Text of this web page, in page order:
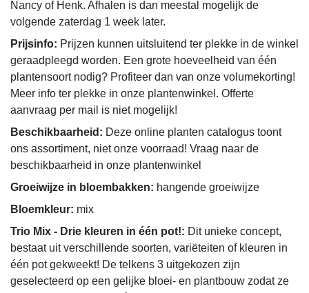
Nancy of Henk. Afhalen is dan meestal mogelijk de
volgende zaterdag 1 week later.
Prijsinfo: Prijzen kunnen uitsluitend ter plekke in de winkel
geraadpleegd worden. Een grote hoeveelheid van één
plantensoort nodig? Profiteer dan van onze volumekorting!
Meer info ter plekke in onze plantenwinkel. Offerte
aanvraag per mail is niet mogelijk!
Beschikbaarheid: Deze online planten catalogus toont
ons assortiment, niet onze voorraad! Vraag naar de
beschikbaarheid in onze plantenwinkel
Groeiwijze in bloembakken: hangende groeiwijze
Bloemkleur: mix
Trio Mix - Drie kleuren in één pot!: Dit unieke concept,
bestaat uit verschillende soorten, variëteiten of kleuren in
één pot gekweekt! De telkens 3 uitgekozen zijn
geselecteerd op een gelijke bloei- en plantbouw zodat ze